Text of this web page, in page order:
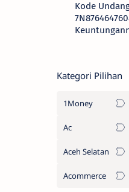
Kode
Kategori Pilihan
1Money
Ac
Aceh Selatan
Acommerce